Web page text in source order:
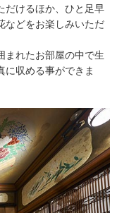
だけるほか、ひと足早
などをお楽しみいただ
まれたお部屋の中で生
に収める事ができま